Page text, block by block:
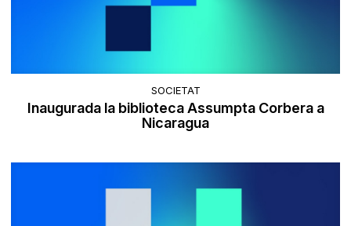
SOCIETAT
Inaugurada la biblioteca Assumpta Corbera a
Nicaragua